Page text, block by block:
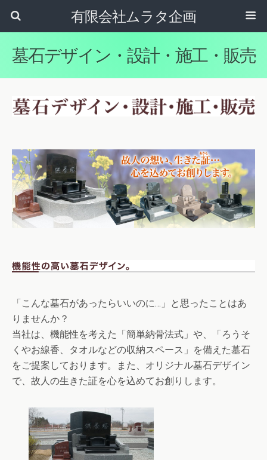
有限会社ムラタ企画
墓石デザイン・設計・施工・販売
「こんな墓石があったらいいのに…」と思ったことはあ
りませんか？
当社は、機能性を考えた「簡単納骨法式」や、「ろうそ
くやお線香、タオルなどの収納スペース」を備えた墓石
をご提案しております。また、オリジナル墓石デザイン
で、故人の生きた証を心を込めてお創りします。